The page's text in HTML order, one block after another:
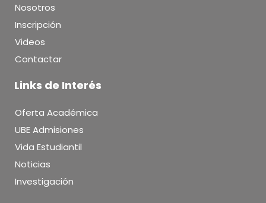
Nosotros
Inscripción
Videos
Contactar
Links de Interés
Oferta Académica
UBE Admisiones
Vida Estudiantil
Noticias
Investigación